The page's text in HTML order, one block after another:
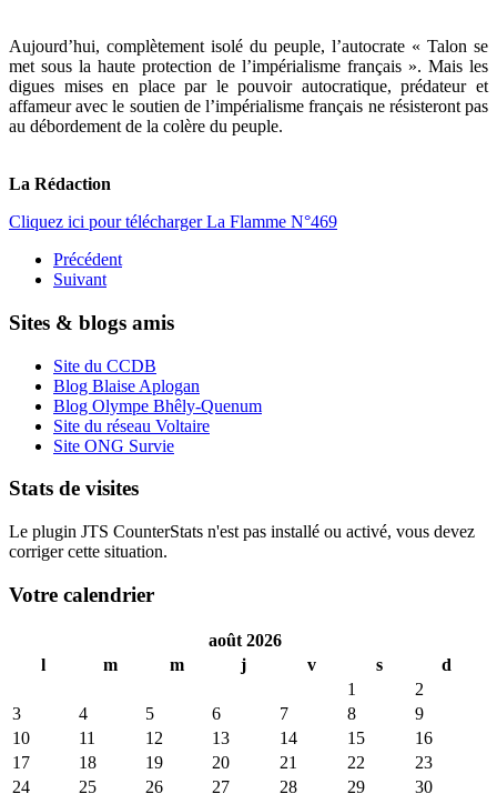
Aujourd’hui, complètement isolé du peuple, l’autocrate « Talon se
met sous la haute protection de l’impérialisme français ». Mais les
digues mises en place par le pouvoir autocratique, prédateur et
affameur avec le soutien de l’impérialisme français ne résisteront pas
au débordement de la colère du peuple.
La Rédaction
Cliquez ici pour télécharger La Flamme N°469
Précédent
Suivant
Sites & blogs amis
Site du CCDB
Blog Blaise Aplogan
Blog Olympe Bhêly-Quenum
Site du réseau Voltaire
Site ONG Survie
Stats de visites
Le plugin JTS CounterStats n'est pas installé ou activé, vous devez
corriger cette situation.
Votre calendrier
août 2026
l
m m j v s
d
1
2
3
4 5 6 7 8
9
10
11 12 13 14 15
16
17
18 19 20 21 22
23
24
25 26 27 28 29
30